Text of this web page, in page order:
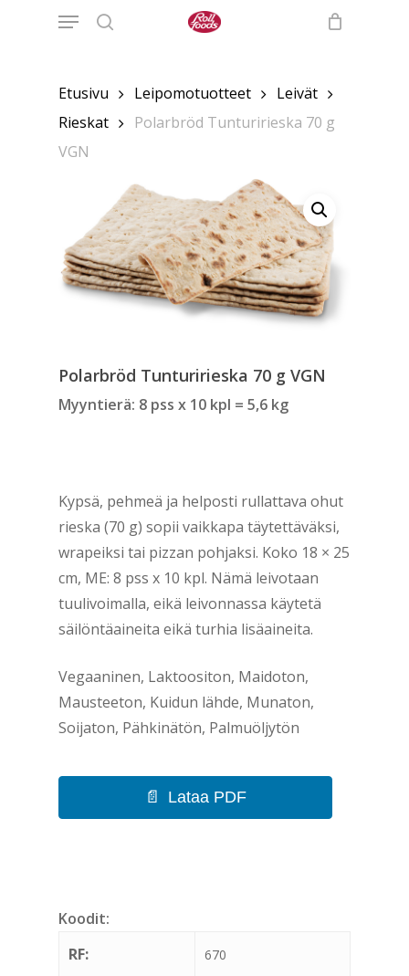
Menu
Etusivu Leipomotuotteet
Leivät
Rieskat
Polarbröd Tunturirieska 70 g
VGN
Polarbröd Tunturirieska 70 g VGN
Myyntierä: 8 pss x 10 kpl = 5,6 kg
Kypsä, pehmeä ja helposti rullattava ohut
rieska (70 g) sopii vaikkapa täytettäväksi,
wrapeiksi tai pizzan pohjaksi. Koko 18 × 25
cm, ME: 8 pss x 10 kpl. Nämä leivotaan
tuulivoimalla, eikä leivonnassa käytetä
säilöntäaineita eikä turhia lisäaineita.
Vegaaninen, Laktoositon, Maidoton,
Mausteeton, Kuidun lähde, Munaton,
Soijaton, Pähkinätön, Palmuöljytön
Lataa PDF
Koodit:
RF:
670